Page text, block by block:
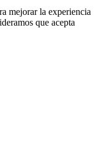
mejorar la experiencia
que acepta